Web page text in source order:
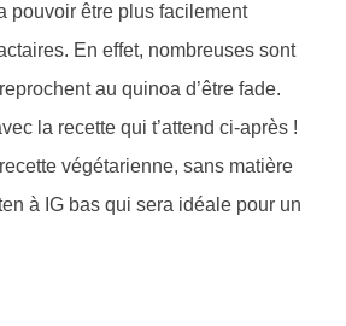
pouvoir être plus facilement
En effet, nombreuses sont
au quinoa d’être fade.
la recette qui t’attend ci-après !
végétarienne, sans matière
à IG bas qui sera idéale pour un